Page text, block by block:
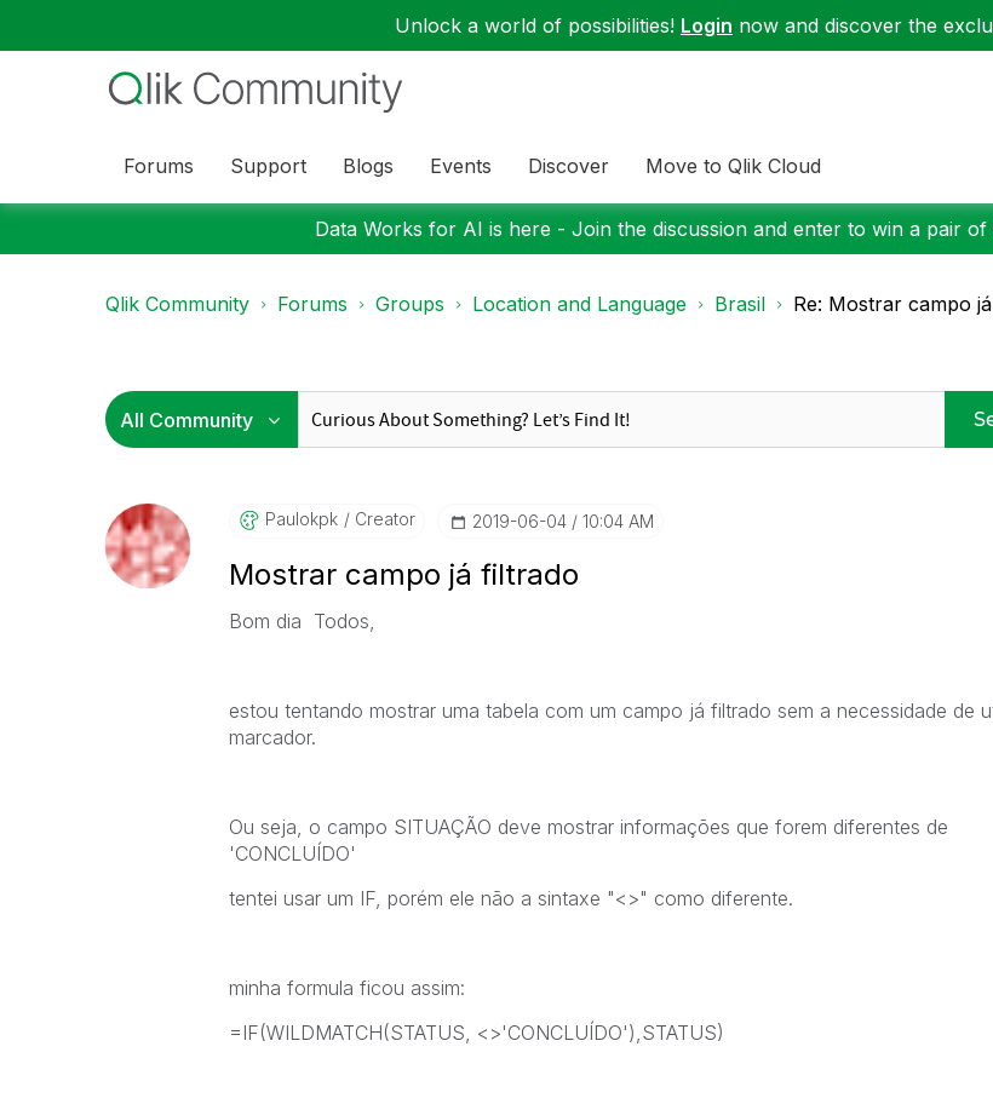
Unlock a world of possibilities! Login now and discover the
Forums Support Blogs Events Discover Move to Qlik Cloud
Data Works for AI is here - Join the discussion and enter to win a pair of
Qlik Community Forums Groups Location and Language Brasil Re: Mostrar campo
Paulokpk Creator ‎2019-06-04 10:04 AM
Mostrar campo já filtrado
Bom dia Todos,
estou tentando mostrar uma tabela com um campo já filtrado sem a necessidade de
marcador.
Ou seja, o campo SITUAÇÃO deve mostrar informações que forem diferentes de
'CONCLUÍDO'
tentei usar um IF, porém ele não a sintaxe "<>" como diferente.
minha formula ficou assim:
=IF(WILDMATCH(STATUS, <>'CONCLUÍDO'),STATUS)